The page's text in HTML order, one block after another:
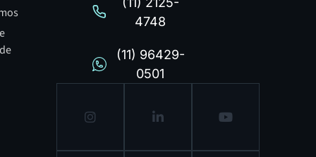
4748
(11) 96429-
0501